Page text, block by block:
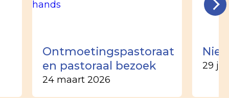
Ontmoetingspastoraat
en pastoraal bezoek
24 maart 2026
29